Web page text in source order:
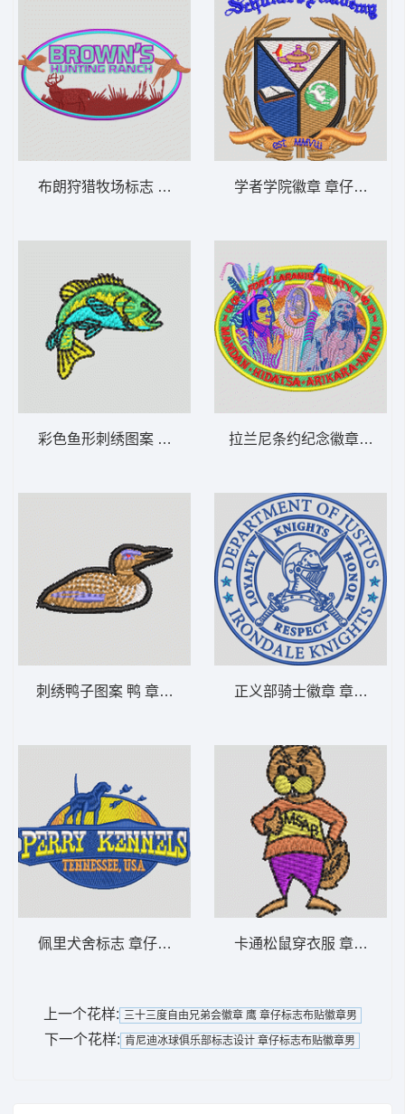
布朗狩猎牧场标志 鹿 章仔标志布贴徽章男
彩色鱼形刺绣图案 鱼 章仔标志布贴徽章男
刺绣鸭子图案 鸭 章仔标志布贴徽章男
佩里犬舍标志 章仔标志布贴徽章男
学者学院徽章 章仔标志布
拉兰尼条约纪念徽章 章仔
正义部骑士徽章 章仔标志
卡通松鼠穿衣服 章仔标志
上一个花样: 三十三度自由兄弟会徽章 鹰 章仔标志布贴徽章男
下一个花样: 肯尼迪冰球俱乐部标志设计 章仔标志布贴徽章男